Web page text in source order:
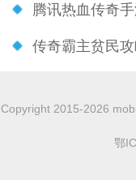
腾讯热血传奇
传奇霸主贫民
Copyright 2015-2026
鄂